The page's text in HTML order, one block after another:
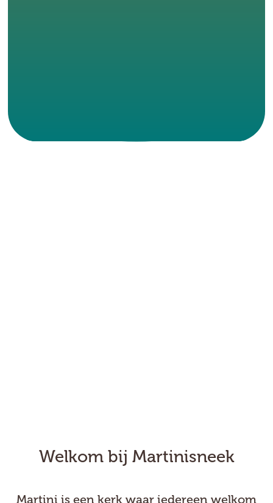
Welkom bij Martinisneek
Martini is een kerk waar iedereen welkom